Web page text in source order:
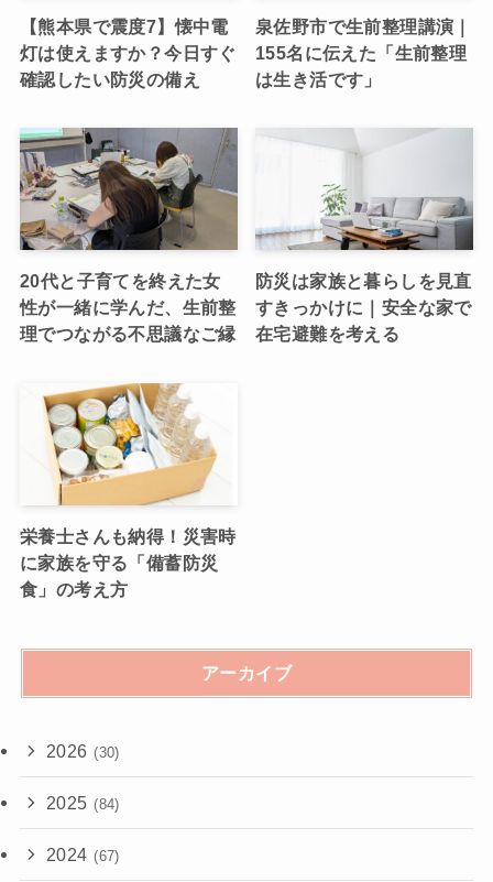
【熊本県で震度7】懐中電
灯は使えますか？今日すぐ
確認したい防災の備え
泉佐野市で生前整理講演｜
155名に伝えた「生前整理
は生き活です」
20代と子育てを終えた女
性が一緒に学んだ、生前整
理でつながる不思議なご縁
防災は家族と暮らしを見直
すきっかけに｜安全な家で
在宅避難を考える
栄養士さんも納得！災害時
に家族を守る「備蓄防災
食」の考え方
アーカイブ
2026 (30)
2025 (84)
2024 (67)